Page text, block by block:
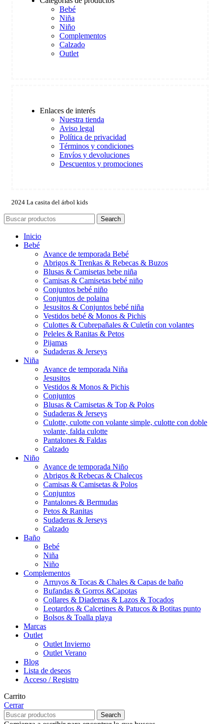
Bebé
Niña
Niño
Complementos
Calzado
Outlet
Enlaces de interés
Nuestra tienda
Aviso legal
Política de privacidad
Términos y condiciones
Envíos y devoluciones
Descuentos y promociones
2024 La casita del árbol kids
Search
Inicio
Bebé
Avance de temporada Bebé
Abrigos & Trenkas & Rebecas & Buzos
Blusas & Camisetas bebe niña
Camisas & Camisetas bebé niño
Conjuntos bebé niño
Conjuntos de polaina
Jesusitos & Conjuntos bebé niña
Vestidos bebé & Monos & Pichis
Culottes & Cubrepañales & Culetín con volantes
Peleles & Ranitas & Petos
Pijamas
Sudaderas & Jerseys
Niña
Avance de temporada Niña
Jesusitos
Vestidos & Monos & Pichis
Conjuntos
Blusas & Camisetas & Top & Polos
Sudaderas & Jerseys
Culotte, culotte con volante simple, culotte con doble
volante, falda culotte
Pantalones & Faldas
Calzado
Niño
Avance de temporada Niño
Abrigos & Rebecas & Chalecos
Camisas & Camisetas & Polos
Conjuntos
Pantalones & Bermudas
Petos & Ranitas
Sudaderas & Jerseys
Calzado
Baño
Bebé
Niña
Niño
Complementos
Arruyos & Tocas & Chales & Capas de baño
Bufandas & Gorros &Capotas
Collares & Diademas & Lazos & Tocados
Leotardos & Calcetines & Patucos & Botitas punto
Bolsos & Toalla playa
Marcas
Outlet
Outlet Invierno
Outlet Verano
Blog
Lista de deseos
Acceso / Registro
Carrito
Cerrar
Search